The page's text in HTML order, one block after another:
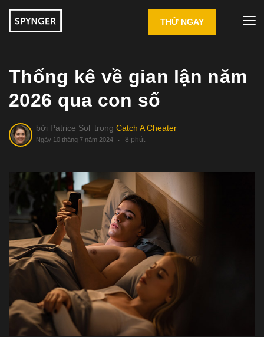
THỬ NGAY
Thống kê về gian lận năm
2026 qua con số
bởi Patrice Sol trong Catch A Cheater
Ngày 10 tháng 7 năm 2024 8 phút